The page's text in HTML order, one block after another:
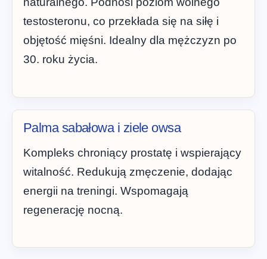
testosteronu, co przekłada się na siłę i
objętość mięśni. Idealny dla mężczyzn po
30. roku życia.
Palma sabałowa i ziele owsa
Kompleks chroniący prostatę i wspierający
witalność. Redukują zmęczenie, dodając
energii na treningi. Wspomagają
regenerację nocną.